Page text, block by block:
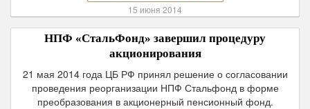
15 июня 2014
НПФ «СтальФонд» завершил процедуру
акционирования
21 мая 2014 года ЦБ РФ принял решение о согласовании
проведения реорганизации НПФ Стальфонд в форме
преобразования в акционерный пенсионный фонд.